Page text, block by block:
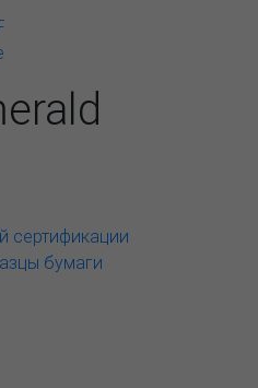
сертификации
бумаги